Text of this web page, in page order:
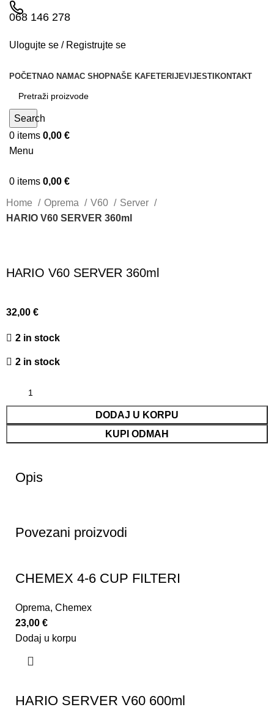
068 146 278
Ulogujte se / Registrujte se
POČETNAO NAMAC SHOPNAŠE KAFETERIJEVIJESTI KONTAKT
Search
0 items 0,00 €
Menu
0 items 0,00 €
Home Oprema V60
Server
HARIO V60 SERVER 360ml
HARIO V60 SERVER 360ml
32,00€
2 in stock
2 in stock
DODAJ U KORPU
KUPI ODMAH
Opis
Povezani proizvodi
CHEMEX 4-6 CUP FILTERI
Oprema, Chemex
23,00 €
Dodaj u korpu
HARIO SERVER V60 600ml